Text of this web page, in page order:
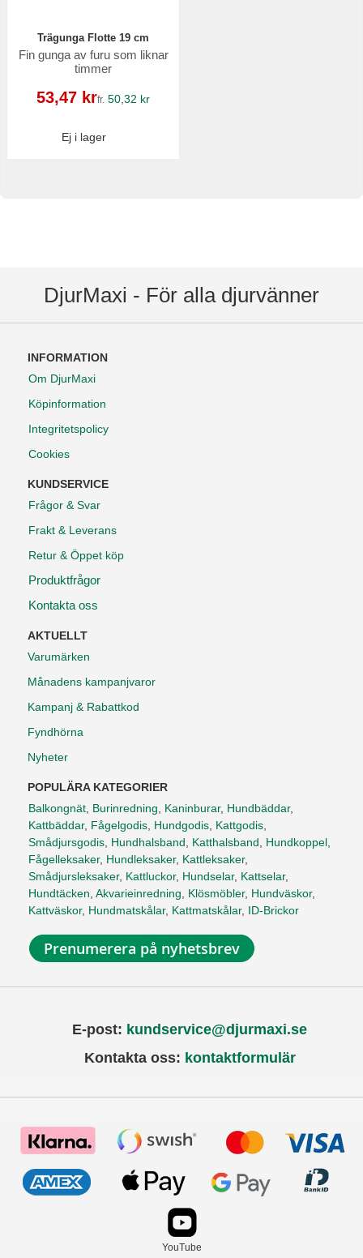
Trägunga Flotte 19 cm
Fin gunga av furu som liknar
timmer
Reapris
53,47 krfr. 50,32 kr
Ej i lager
DjurMaxi - För alla djurvänner
INFORMATION
Om DjurMaxi
Köpinformation
Integritetspolicy
Cookies
KUNDSERVICE
Frågor & Svar
Frakt & Leverans
Retur & Öppet köp
Produktfrågor
Kontakta oss
AKTUELLT
Varumärken
Månadens kampanjvaror
Kampanj & Rabattkod
Fyndhörna
Nyheter
POPULÄRA KATEGORIER
Balkongnät, Burinredning, Kaninburar, Hundbäddar,
Kattbäddar, Fågelgodis, Hundgodis, Kattgodis,
Smådjursgodis, Hundhalsband, Katthalsband, Hundkoppel,
Fågelleksaker, Hundleksaker, Kattleksaker,
Smådjursleksaker, Kattluckor, Hundselar, Kattselar,
Hundtäcken, Akvarieinredning, Klösmöbler, Hundväskor,
Kattväskor, Hundmatskålar, Kattmatskålar, ID-Brickor
Prenumerera på nyhetsbrev
E-post: kundservice@djurmaxi.se
Kontakta oss: kontaktformulär
YouTube